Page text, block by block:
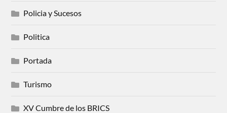
Policia y Sucesos
Politica
Portada
Turismo
XV Cumbre de los BRICS